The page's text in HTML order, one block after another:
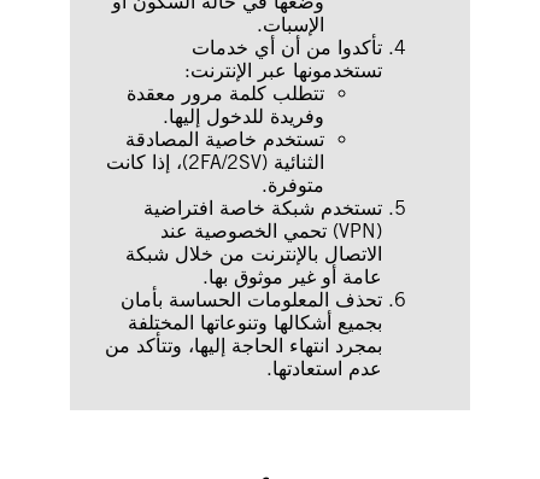
الإسبات.
تأكدوا من أن أي خدمات
تستخدمونها عبر الإنترنت:
تتطلب كلمة مرور معقدة
وفريدة للدخول إليها.
تستخدم خاصية المصادقة
الثنائية (2FA/2SV)، إذا كانت
متوفرة.
تستخدم شبكة خاصة افتراضية
(VPN) تحمي الخصوصية عند
الاتصال بالإنترنت من خلال شبكة
عامة أو غير موثوق بها.
تحذف المعلومات الحساسة بأمان
بجميع أشكالها وتنوعاتها المختلفة
بمجرد انتهاء الحاجة إليها، وتتأكد من
عدم استعادتها.